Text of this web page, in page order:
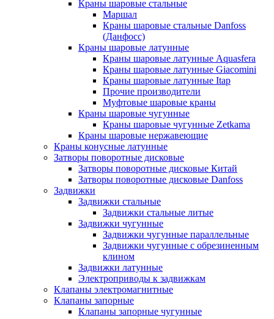
Краны шаровые стальные
Маршал
Краны шаровые стальные Danfoss
(Данфосс)
Краны шаровые латунные
Краны шаровые латунные Aquasfera
Краны шаровые латунные Giacomini
Краны шаровые латунные Itap
Прочие производители
Муфтовые шаровые краны
Краны шаровые чугунные
Краны шаровые чугунные Zetkama
Краны шаровые нержавеющие
Краны конусные латунные
Затворы поворотные дисковые
Затворы поворотные дисковые Китай
Затворы поворотные дисковые Danfoss
Задвижки
Задвижки стальные
Задвижки стальные литые
Задвижки чугунные
Задвижки чугунные параллельные
Задвижки чугунные с обрезиненным
клином
Задвижки латунные
Электроприводы к задвижкам
Клапаны электромагнитные
Клапаны запорные
Клапаны запорные чугунные